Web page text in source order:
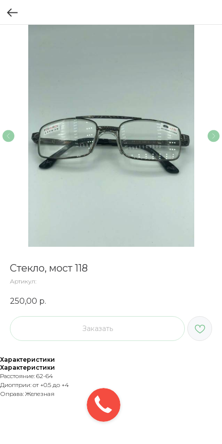
Стекло, мост 118
Артикул:
250,00 р.
Заказать
Характеристики
Характеристики
Расстояние: 62-64
Диоптрии: от +0.5 до +4
Оправа: Железная